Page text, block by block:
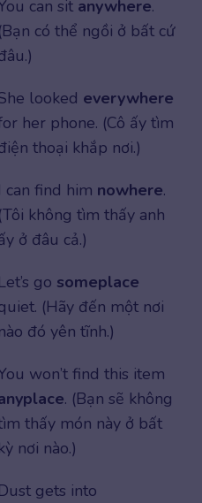
can sit anywhere.
(Bạn có thể ngồi ở bất cứ
looked everywhere
her phone. (Cô ấy tìm
thoại khắp nơi.)
I can find him nowhere.
(Tôi không tìm thấy anh
ở đâu cả.)
Let’s go someplace
(Hãy đến một nơi
nào đó yên tĩnh.)
won’t find this item
. (Bạn sẽ không
thấy món này ở bất
kỳ nơi nào.)
Dust gets into